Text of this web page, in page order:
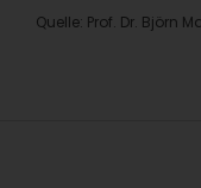
Quelle: Prof. Dr. Björn